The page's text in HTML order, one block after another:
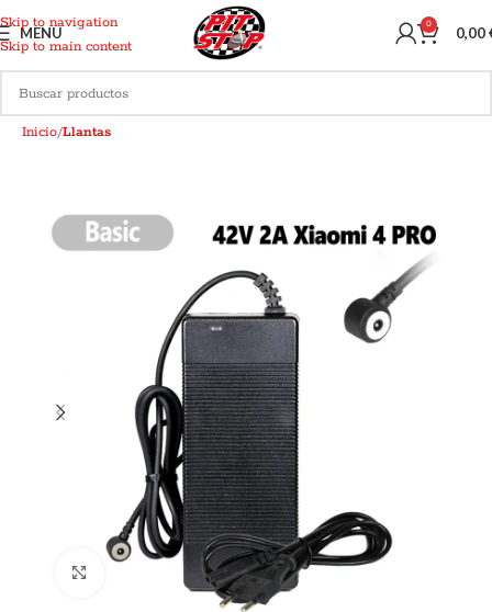
Skip to navigation
Skip to main content
MENU 0 0,00
Inicio Llantas